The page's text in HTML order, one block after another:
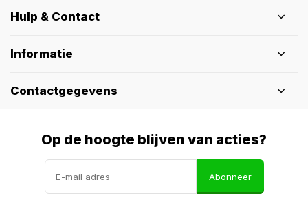
Hulp & Contact
Informatie
Contactgegevens
Op de hoogte blijven van acties?
Abonneer